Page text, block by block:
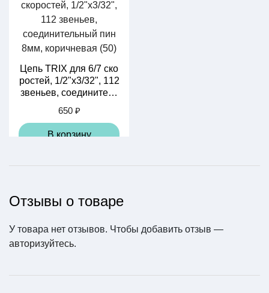
Цепь TRIX для 6/7 ско
ростей, 1/2"х3/32", 112
звеньев, соединитель
вая (50)
650 ₽
В корзину
7 скоростей
Отзывы о товаре
У товара нет отзывов. Чтобы добавить отзыв —
авторизуйтесь.